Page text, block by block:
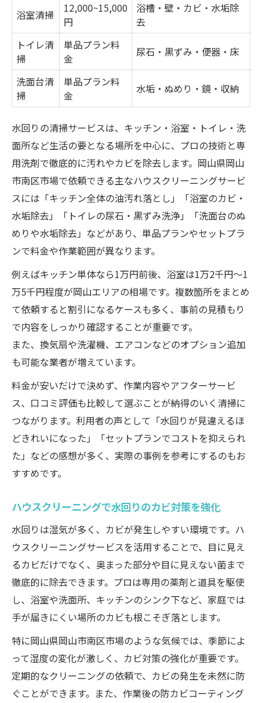
浴室清掃
12,000~15,000
円
浴槽・壁・カビ・水垢除
去
トイレ清
掃
単品プラン料
金
尿石・黒ずみ・便器・床
洗面台清
掃
単品プラン料
金
水垢・ぬめり・鏡・収納
水回りの清掃サービスは、キッチン・浴室・トイレ・洗
面所など生活の要となる場所を中心に、プロの技術と専
用洗剤で徹底的に汚れやカビを除去します。岡山県岡山
市南区市場で依頼できる主なハウスクリーニングサービ
スには「キッチン全体の油汚れ落とし」「浴室のカビ・
水垢除去」「トイレの尿石・黒ずみ洗浄」「洗面台のぬ
めりや水垢除去」などがあり、単品プランやセットプラ
ンで料金や作業範囲が異なります。
例えばキッチン単体なら1万円前後、浴室は1万2千円～1
万5千円程度が岡山エリアの相場です。複数箇所をまとめ
て依頼すると割引になるケースも多く、事前の見積もり
で内容をしっかり確認することが重要です。
また、換気扇や洗濯機、エアコンなどのオプション追加
も可能な業者が増えています。
料金が安いだけで決めず、作業内容やアフターサービ
ス、口コミ評価も比較して選ぶことが納得のいく清掃に
つながります。利用者の声として「水回りが見違えるほ
どきれいになった」「セットプランでコストを抑えられ
た」などの感想が多く、実際の事例を参考にするのもお
すすめです。
ハウスクリーニングで水回りのカビ対策を強化
水回りは湿気が多く、カビが発生しやすい環境です。ハ
ウスクリーニングサービスを活用することで、目に見え
るカビだけでなく、奥まった部分や目に見えない菌まで
徹底的に除去できます。プロは専用の薬剤と道具を駆使
し、浴室や洗面所、キッチンのシンク下など、家庭では
手が届きにくい場所のカビも根こそぎ落とします。
特に岡山県岡山市南区市場のような気候では、季節によ
って湿度の変化が激しく、カビ対策の強化が重要です。
定期的なクリーニングの依頼で、カビの発生を未然に防
ぐことができます。また、作業後の防カビコーティング